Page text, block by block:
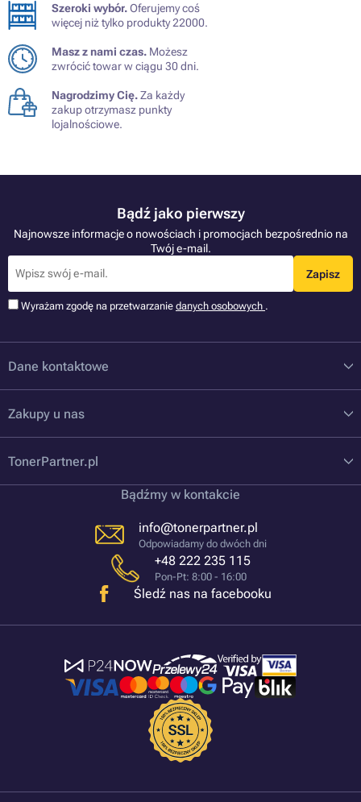
Szeroki wybór.Oferujemy coś
więcej niż tylko produkty 22000.
Masz z nami czas. Możesz
zwrócić towar w ciągu 30 dni.
Nagrodzimy Cię.Za każdy
zakup otrzymasz punkty
lojalnościowe.
Bądź jako pierwszy
Najnowsze informacje o nowościach i promocjach bezpośrednio na
Twój e-mail.
Zapisz
Wyrażam zgodę na przetwarzanie danych osobowych .
Dane kontaktowe
Zakupy u nas
TonerPartner.pl
Bądźmy w kontakcie
info@tonerpartner.pl
Odpowiadamy do dwóch dni
+48 222 235 115
Pon-Pt: 8:00 - 16:00
Śledź nas na facebooku